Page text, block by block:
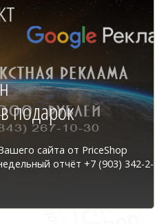
подарок
сайта от PriceShop
отчёт +7 (903) 342-2-